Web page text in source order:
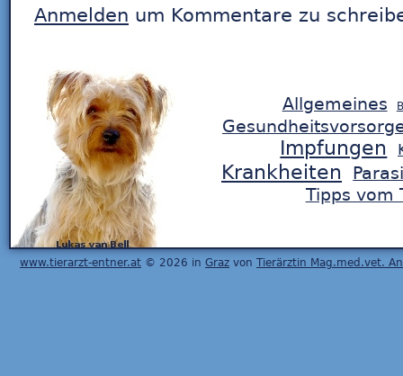
Anmelden um Kommentare zu
www.tierarzt-entner.at © 2026 in Graz von Tierärztin Mag.med.vet.
Allgemeines
Impfungen
Krankheiten
Tipps vom